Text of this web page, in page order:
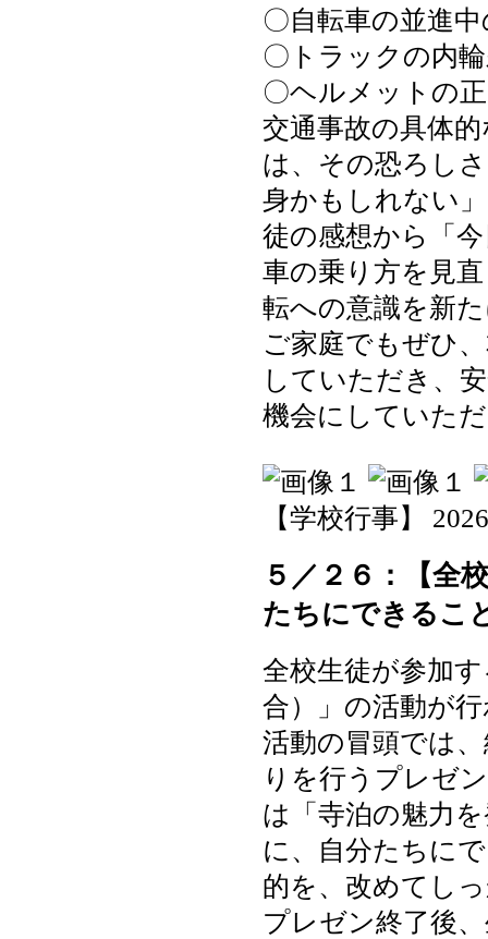
〇自転車の並進
〇トラックの内
〇ヘルメットの
交通事故の具体
は、その恐ろし
身かもしれない
徒の感想から「
車の乗り方を見
転への意識を新
ご家庭でもぜひ
していただき、
機会にしていた
【学校行事】
５／２６：【全
たちにできるこ
全校生徒が参加
合）」の活動が
活動の冒頭では
りを行うプレゼ
は「寺泊の魅力
に、自分たちに
的を、改めてし
プレゼン終了後